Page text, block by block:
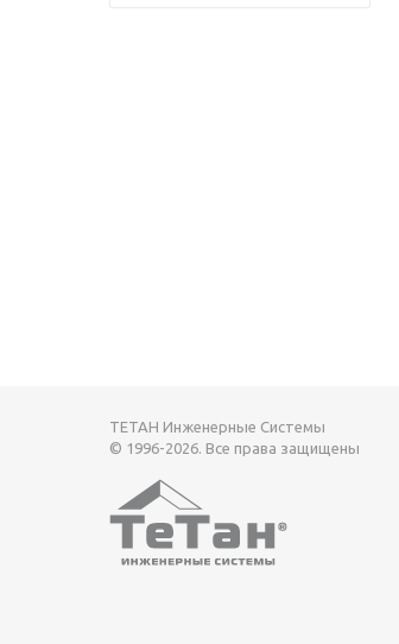
ТЕТАН Инженерные Системы
© 1996-2026. Все права защищены